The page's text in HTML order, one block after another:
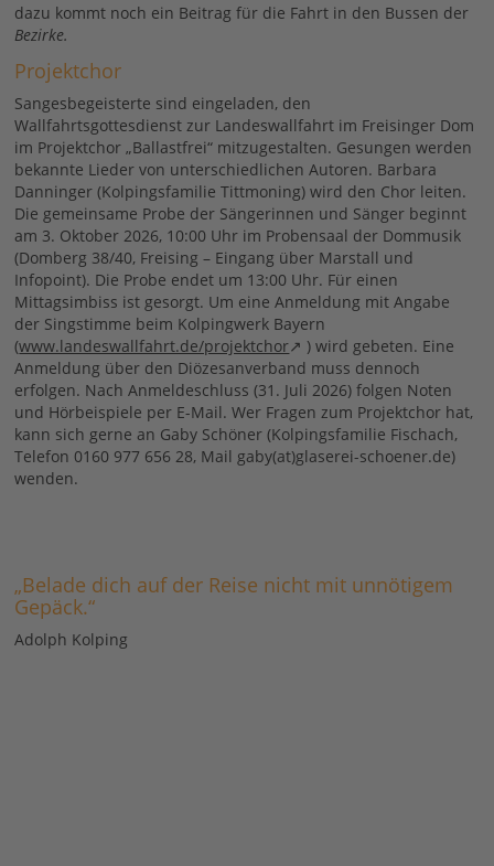
dazu kommt noch ein Beitrag für die Fahrt in den Bussen der
Bezirke.
Projektchor
Sangesbegeisterte sind eingeladen, den
Wallfahrtsgottesdienst zur Landeswallfahrt im Freisinger Dom
im Projektchor „Ballastfrei“ mitzugestalten. Gesungen werden
bekannte Lieder von unterschiedlichen Autoren. Barbara
Danninger (Kolpingsfamilie Tittmoning) wird den Chor leiten.
Die gemeinsame Probe der Sängerinnen und Sänger beginnt
am 3. Oktober 2026, 10:00 Uhr im Probensaal der Dommusik
(Domberg 38/40, Freising – Eingang über Marstall und
Infopoint). Die Probe endet um 13:00 Uhr. Für einen
Mittagsimbiss ist gesorgt. Um eine Anmeldung mit Angabe
der Singstimme beim Kolpingwerk Bayern
(www.landeswallfahrt.de/projektchor
) wird gebeten. Eine
Anmeldung über den Diözesanverband muss dennoch
erfolgen. Nach Anmeldeschluss (31. Juli 2026) folgen Noten
und Hörbeispiele per E-Mail. Wer Fragen zum Projektchor hat,
kann sich gerne an Gaby Schöner (Kolpingsfamilie Fischach,
Telefon 0160 977 656 28, Mail gaby(at)glaserei-schoener.de)
wenden.
„Belade dich auf der Reise nicht mit unnötigem
Gepäck.“
Adolph Kolping